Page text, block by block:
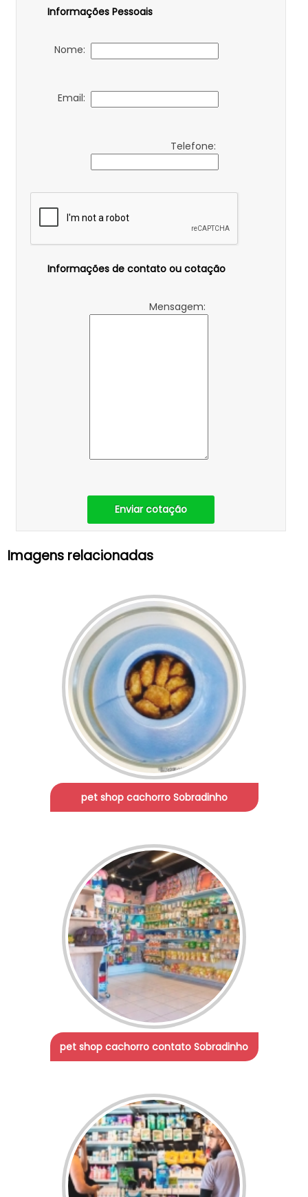
Informações Pessoais
Nome:
Email:
Telefone:
Informações de contato ou cotação
Mensagem:
Enviar cotação
Imagens relacionadas
pet shop cachorro Sobradinho
pet shop cachorro contato Sobradinho